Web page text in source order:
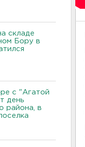
складе
Бору в
с "Агатой
день
района, в